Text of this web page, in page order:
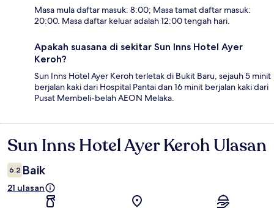
Masa mula daftar masuk: 8:00; Masa tamat daftar masuk:
20:00. Masa daftar keluar adalah 12:00 tengah hari.
Apakah suasana di sekitar Sun Inns Hotel Ayer
Keroh?
Sun Inns Hotel Ayer Keroh terletak di Bukit Baru, sejauh 5 minit
berjalan kaki dari Hospital Pantai dan 16 minit berjalan kaki dari
Pusat Membeli-belah AEON Melaka.
Ulasan
Sun Inns Hotel Ayer Keroh Ulasan
6.2 Baik
21 ulasan